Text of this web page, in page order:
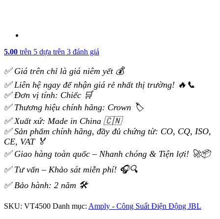
5.00 trên 5 dựa trên 3 đánh giá
✅ Giá trên chỉ là giá niêm yết 💰
✅ Liên hệ ngay để nhận giá rẻ nhất thị trường! 🔥📞
✅ Đơn vị tính: Chiếc 🛒
✅ Thương hiệu chính hãng: Crown 🏷️
✅ Xuất xứ: Made in China 🇨🇳
✅ Sản phẩm chính hãng, đầy đủ chứng từ: CO, CQ, ISO,
CE, VAT 🏅
✅ Giao hàng toàn quốc – Nhanh chóng & Tiện lợi! 🚀📦
✅ Tư vấn – Khảo sát miễn phí! 🎧🔍
✅ Bảo hành: 2 năm 🛠️
SKU: VT4500 Danh mục: Amply - Công Suất Điện Động JBL